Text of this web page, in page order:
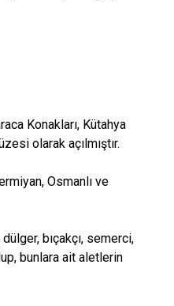
Konakları, Kütahya
olarak açılmıştır.
Osmanlı ve
bıçakçı, semerci,
bunlara ait aletlerin